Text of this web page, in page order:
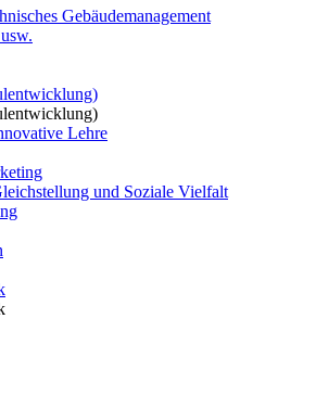
Gebäudemanagement
Lehre
und Soziale Vielfalt